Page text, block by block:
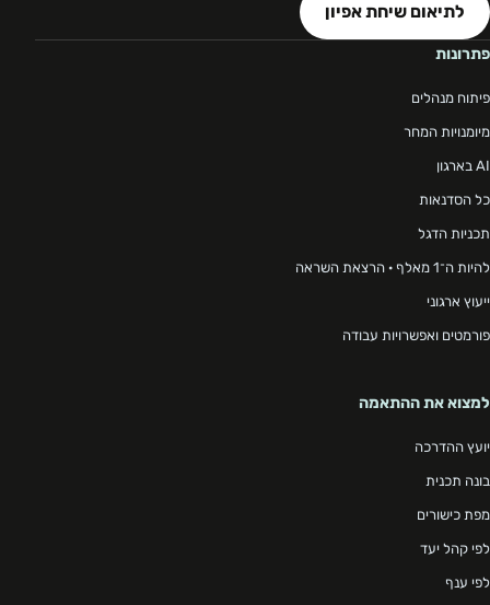
לתיאום שיחת אפיון
פתרונות
פיתוח מנהלים
מיומנויות המחר
AI בארגון
כל הסדנאות
תכניות הדגל
להיות ה־1 מאלף · הרצאת השראה
ייעוץ ארגוני
פורמטים ואפשרויות עבודה
למצוא את ההתאמה
יועץ ההדרכה
בונה תכנית
מפת כישורים
לפי קהל יעד
לפי ענף